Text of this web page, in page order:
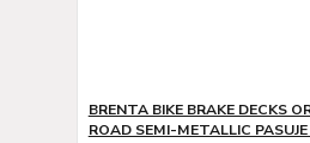
BRENTA BIKE BRAKE DECKS
ROAD SEMI-METALLIC